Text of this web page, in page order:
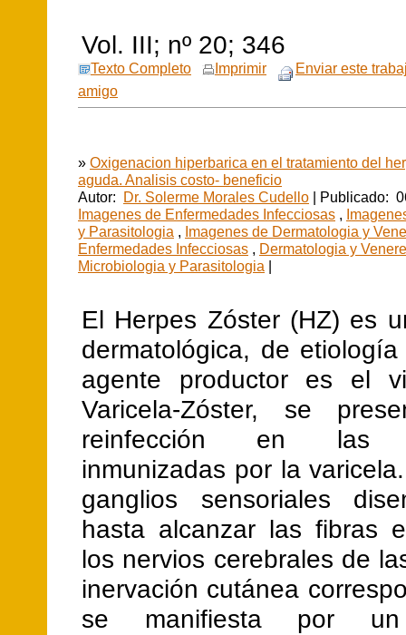
Vol. III; nº 20; 346
Texto Completo Imprimir
Enviar este
amigo
» Oxigenacion hiperbarica en el tratamiento del
aguda. Analisis costo- beneficio
Autor: Dr. Solerme Morales Cudello | Publicado:
Imagenes de Enfermedades Infecciosas ,
y Parasitologia , Imagenes de Dermatologia y
Enfermedades Infecciosas , Dermatologia y
Microbiologia y Parasitologia |
El Herpes Zóster (HZ) es
dermatológica, de
agente productor es el
Varicela-Zóster, se
reinfección en las
inmunizadas por la
ganglios sensoriales
hasta alcanzar las fibras
los nervios cerebrales de
inervación cutánea
se manifiesta por un